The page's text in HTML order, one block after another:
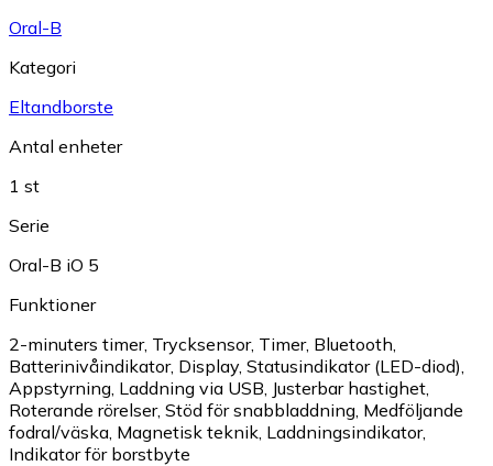
Oral-B
Kategori
Eltandborste
Antal enheter
1 st
Serie
Oral-B iO 5
Funktioner
2-minuters timer, Trycksensor, Timer, Bluetooth
Batterinivåindikator, Display, Statusindikator (LED-diod)
Appstyrning Laddning via USB Justerbar hastighet
Roterande rörelser, Stöd för snabbladdning Medföljande
fodral/väska Magnetisk teknik Laddningsindikator,
Indikator för borstbyte